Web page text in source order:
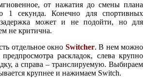
от нажатия до смены плана
1 секунда. Конечно для спортивных
задержка может и не подойти, но для
не критична.
отдельное окно Switcher. В нем можно
раскладок, слева крупно
а справа – транслируемую. Выбираем
крупнее и нажимаем Switch.